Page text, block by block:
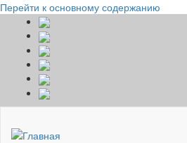
Перейти к основному содержанию